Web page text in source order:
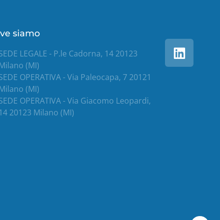
siamo
LEGALE - P.le Cadorna, 14 20123
(MI)
OPERATIVA - Via Paleocapa, 7 20121
(MI)
OPERATIVA - Via Giacomo Leopardi,
20123 Milano (MI)